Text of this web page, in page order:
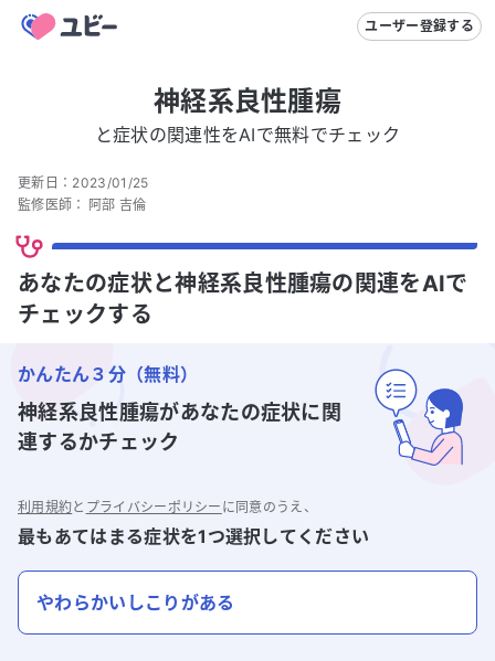
ユーザー登録する
神経系良性腫瘍
と症状の関連性をAIで無料でチェック
更新日： 2023/01/25
監修医師： 阿部 吉倫
あなたの症状と神経系良性腫瘍の関連をAIで
チェックする
かんたん３分（無料）
神経系良性腫瘍があなたの症状に関
連するかチェック
利用規約と プライバシーポリシー に同意のうえ、
最もあてはまる症状を1つ選択してください
やわらかいしこりがある